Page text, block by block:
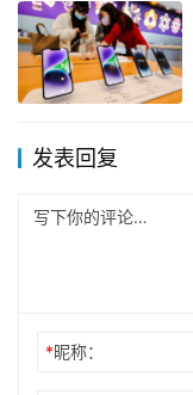
发表回复
*昵称：